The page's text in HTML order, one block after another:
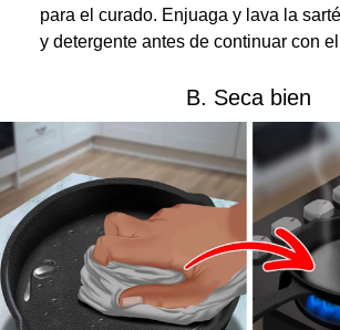
para el curado. Enjuaga y lava la
y detergente antes de continuar con
B. Seca bien